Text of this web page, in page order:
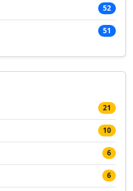
52
51
21
10
6
6